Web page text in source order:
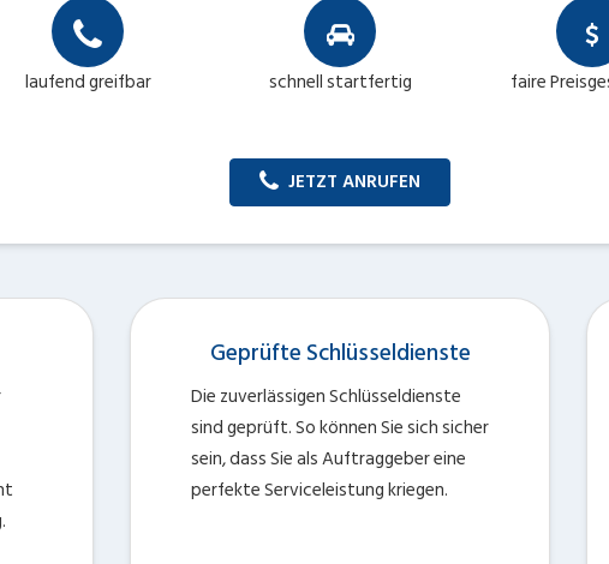
laufend greifbar schnell startfertig faire
JETZT ANRUFEN
Geprüfte Schlüsseldienste
Die zuverlässigen Schlüsseldienste
sind geprüft. So können Sie sich sicher
sein, dass Sie als Auftraggeber eine
perfekte Serviceleistung kriegen.